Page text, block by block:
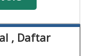
, Daftar